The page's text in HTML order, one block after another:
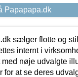
Papapapa.dk
sælger flotte og
internt i
nøje udvalgte
for at se deres